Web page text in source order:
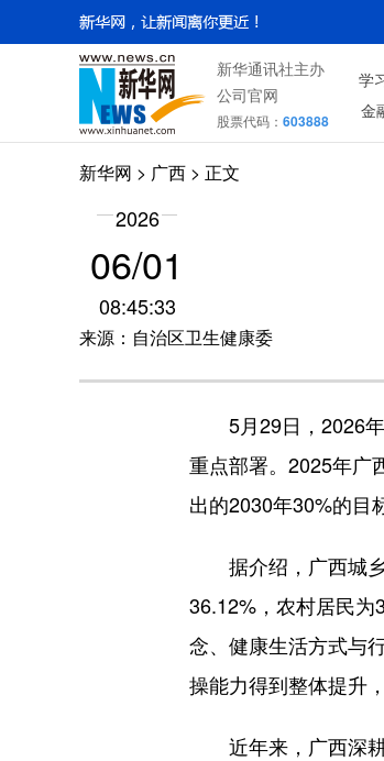
新华通讯社主办
公司官网
股票代码： 603888
学
金
新华网 > 广西 > 正文
2026
06/01
08:45:33
来源：自治区卫生健康委
5月29日，2026年
重点部署。2025年广
出的2030年30%的目
据介绍，广西城乡
36.12%，农村居民
念、健康生活方式与
操能力得到整体提升
近年来，广西深耕